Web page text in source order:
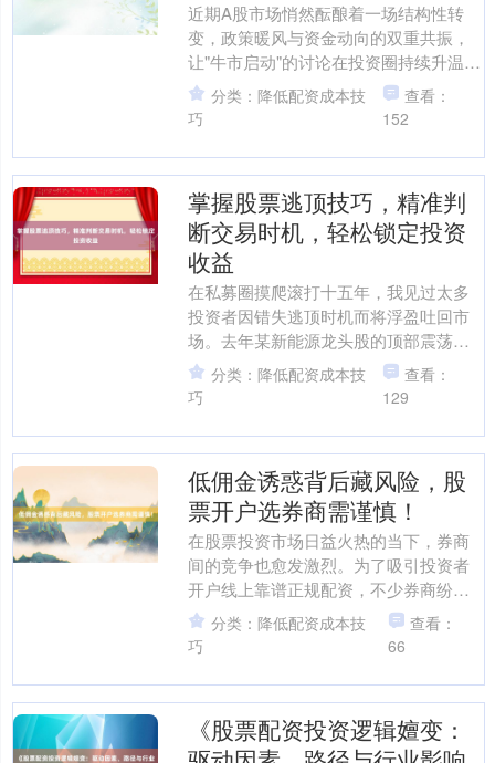
近期A股市场悄然酝酿着一场结构性转
变，政策暖风与资金动向的双重共振，
让"牛市启动"的讨论在投资圈持续升温。
从北向资金单日百亿级净流入到两融余
额突破1.6万亿，从....
分类：降低配资成本技
巧
查看：
152
掌握股票逃顶技巧，精准判
断交易时机，轻松锁定投资
收益
在私募圈摸爬滚打十五年，我见过太多
投资者因错失逃顶时机而将浮盈吐回市
场。去年某新能源龙头股的顶部震荡
中，一位客户在380元位置犹豫三天2026
线上股票配资，最终....
分类：降低配资成本技
巧
查看：
129
低佣金诱惑背后藏风险，股
票开户选券商需谨慎！
在股票投资市场日益火热的当下，券商
间的竞争也愈发激烈。为了吸引投资者
开户线上靠谱正规配资，不少券商纷纷
打出“低佣金”的招牌，这一诱惑如同磁石
一般，吸引着众多投资....
分类：降低配资成本技
巧
查看：
66
《股票配资投资逻辑嬗变：